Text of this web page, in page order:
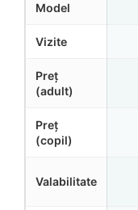
Model
Vizite
Preț
(adult)
Preț
(copil)
Valabilitate